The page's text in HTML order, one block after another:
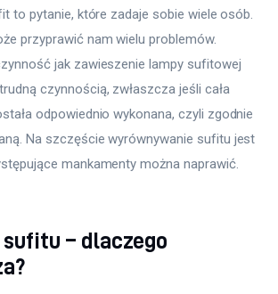
to pytanie, które zadaje sobie wiele osób.
przyprawić nam wielu problemów.
jak zawieszenie lampy sufitowej
czynnością, zwłaszcza jeśli cała
odpowiednio wykonana, czyli zgodnie
Na szczęście wyrównywanie sufitu jest
mankamenty można naprawić.
– dlaczego